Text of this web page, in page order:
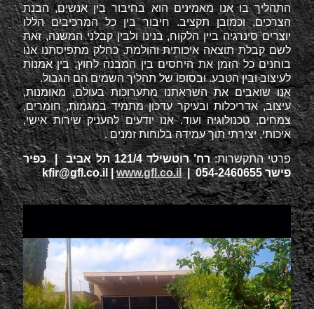
התהליך בו אנו מאמינים הוא בחיבור בין אנשים, הבנת
הצרכים, וכמובן תקציב. חיבור בין כל המרכיבים הללו
יוצרים סינרגיה ביין הלקוח, בנינו ולבין קבלני המשנה, זאת
לשם קבלת תוצאה איכותית והולמת. כחלק מתפיסתנו אנו
בוחנים כל הזמן את היחסים בין המבנה לחוץ, בין אמנות
לעיצוב ובין הטבע. ובסופו של תהליך השמים הם הגבול.
אנו שואבים את השראתנו מתערוכות בעולם, מאומנות,
עיצוב, אדריכלות ובעיקר עדכון מתמיד במגמות, חומרים,
צמחים, טכנולוגיה ועוד. אנו יודעים להעניק שירות אישי,
איכותי, יצירתי תוך עמידה בלוחות זמנים .
פרטי התקשרות:
רח’ רוטשילד 121/4 תל אביב | כפיר
פישר 054-2460655 |
kfir@gfl.co.il|www.gfl.co.il